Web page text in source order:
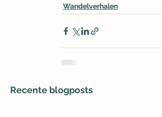
Wandelverhalen
Recente blogposts